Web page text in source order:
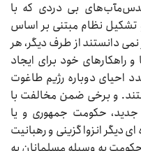
بی‌‌‌ دردی که با
تشکیل نظام مبتنی بر اساس
نمی‌‌‌ دانستند از طرف دیگر، هر
راهکارهای خود برای ایجاد
احیای دوباره رژیم طاغوت
و برخی ضمن مخالفت با
حکومت جمهوری و یا
دیگر انزوا گزینی و رهبانیت